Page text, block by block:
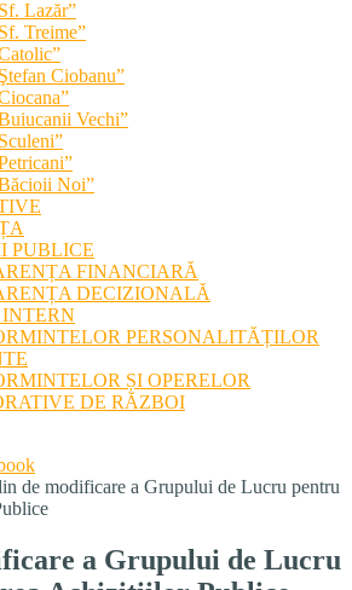
Lazăr”
Treime”
Ciobanu”
Vechi”
Noi”
PUBLICE
FINANCIARĂ
DECIZIONALĂ
PERSONALITĂȚILOR
ȘI OPERELOR
DE RĂZBOI
de modificare a Grupului de Lucru pentru
a Grupului de Lucru